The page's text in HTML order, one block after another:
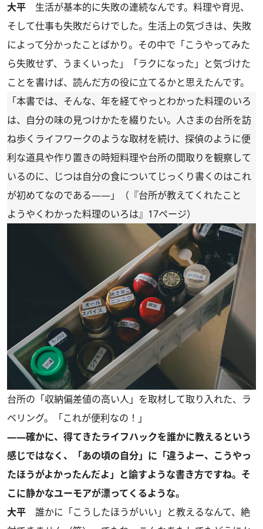
大平 生活が基本的に失敗の連続なんです。料理や育児、
そして仕事も失敗だらけでした。生活上の気づきは、失敗
によって分かったことばかり。その中で「こうやってみた
ら失敗せず、うまくいった」「ラクになった」と気づけた
ことを書けば、読んだ方の役に立てるかと思えたんです。
「本書では、そんな、年を経てやっとわかった料理のいろ
は、自分の味の見つけかたを綴りたい。人さまの台所を訪
ね歩くライフワークのような取材を続け、探偵のように便
利な道具や作り置きの時短料理や台所の間取りを観察して
いるのに、じつは自分の食についてじっくり書くのはこれ
が初めてなのである――」（『台所が教えてくれたこと
ようやくわかった料理のいろは』17ページ）
台所の「収納偏差値の高い人」を取材して取り入れた、ラ
ベリング。「これが便利なの！」
――確かに、得てきたライフハックを誰かに教えるという
感じではなく、「あの頃の自分」に「違うよー、こうやっ
たほうがよかったんだよ」と諭すような書き方ですね。そ
こに静かなユーモアが漂ってくるような。
大平 誰かに「こうしたほうがいい」と教えるなんて、絶